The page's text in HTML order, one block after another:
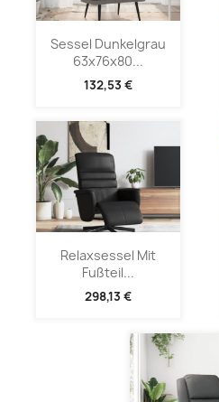
Sessel Dunkelgrau
63x76x80...
132,53 €
Relaxsessel Mit
Fußteil...
298,13 €